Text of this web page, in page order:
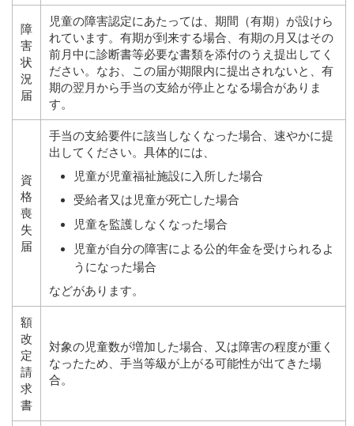
障
害
状
況
届
児童の障害認定にあたっては、期間（有期）が設けら
れています。有期が到来する場合、有期の月又はその
前月中に診断書等必要な書類を添付のうえ提出してく
ださい。なお、この届が期限内に提出されないと、有
期の翌月から手当の支給が停止となる場合がありま
す。
資
格
喪
失
届
手当の支給要件に該当しなくなった場合、速やかに提
出してください。具体的には、
児童が児童福祉施設に入所した場合
受給者又は児童が死亡した場合
児童を監護しなくなった場合
児童が自分の障害による公的年金を受けられるよ
うになった場合
などがあります。
額
改
定
請
求
書
対象の児童数が増加した場合、又は障害の程度が重く
なったため、手当等級が上がる可能性が出てきた場
合。